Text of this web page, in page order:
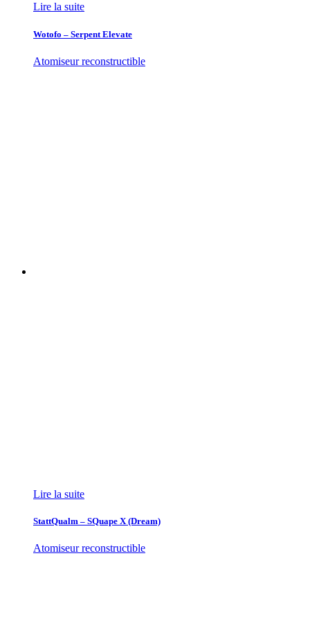
Lire la suite
Wotofo – Serpent Elevate
Atomiseur reconstructible
Lire la suite
StattQualm – SQuape X (Dream)
Atomiseur reconstructible